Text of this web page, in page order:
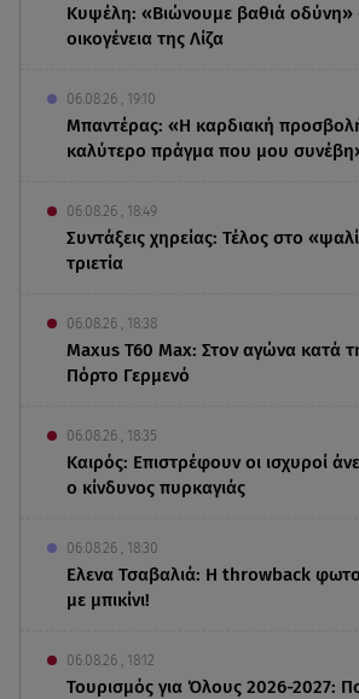
Κυψέλη: «Βιώνουμε βαθιά οδύνη» -
οικογένεια της Λίζα
06.08.26 , 19:10
Μπαντέρας: «Η καρδιακή
καλύτερο πράγμα που μου
06.08.26 , 18:49
Συντάξεις χηρείας: Τέλος στο
τριετία
06.08.26 , 18:38
Maxus T60 Max: Στον αγώνα κατά
Πόρτο Γερμενό
06.08.26 , 18:35
Καιρός: Επιστρέφουν οι ισχυροί
ο κίνδυνος πυρκαγιάς
06.08.26 , 18:30
Ελενα Τσαβαλιά: Η throwback
με μπικίνι!
06.08.26 , 18:12
Τουρισμός για Όλους 2026-2027: